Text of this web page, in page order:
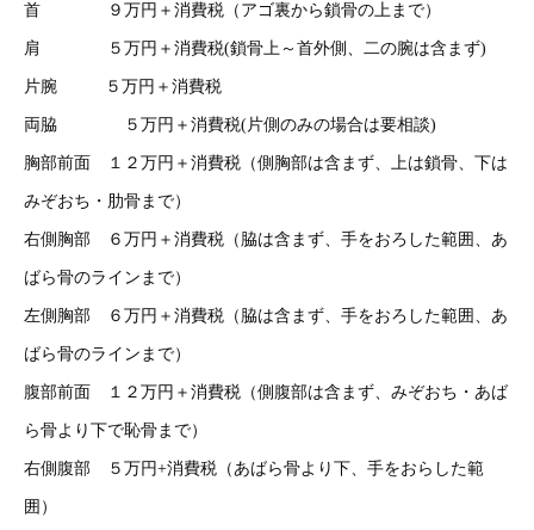
首 ９万円＋消費税（アゴ裏から鎖骨の上まで）
肩 ５万円＋消費税(鎖骨上～首外側、二の腕は含まず)
片腕 ５万円＋消費税
両脇 ５万円＋消費税(片側のみの場合は要相談)
胸部前面 １２万円＋消費税（側胸部は含まず、上は鎖骨、下は
みぞおち・肋骨まで）
右側胸部 ６万円＋消費税（脇は含まず、手をおろした範囲、あ
ばら骨のラインまで）
左側胸部 ６万円＋消費税（脇は含まず、手をおろした範囲、あ
ばら骨のラインまで）
腹部前面 １２万円＋消費税（側腹部は含まず、みぞおち・あば
ら骨より下で恥骨まで）
右側腹部 ５万円+消費税（あばら骨より下、手をおらした範
囲）